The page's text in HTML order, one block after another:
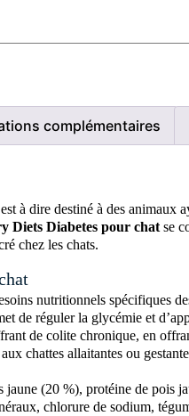
complémentaires
à dire destiné à des animaux
Diets Diabetes pour chat se
chez les chats.
nutritionnels spécifiques
de réguler la glycémie et
de colite chronique, en
chattes allaitantes ou
jaune (20 %), protéine de pois
chlorure de sodium,